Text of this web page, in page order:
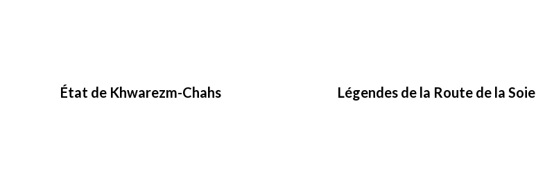
État de Khwarezm-Chahs Légendes de la Route de la Soie